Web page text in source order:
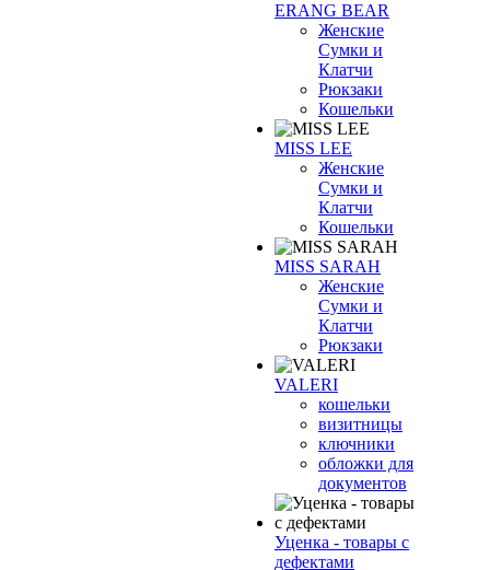
ERANG BEAR
Женские
Сумки и
Клатчи
Рюкзаки
Кошельки
MISS LEE
Женские
Сумки и
Клатчи
Кошельки
MISS SARAH
Женские
Сумки и
Клатчи
Рюкзаки
VALERI
кошельки
визитницы
ключники
обложки для
документов
Уценка - товары с
дефектами